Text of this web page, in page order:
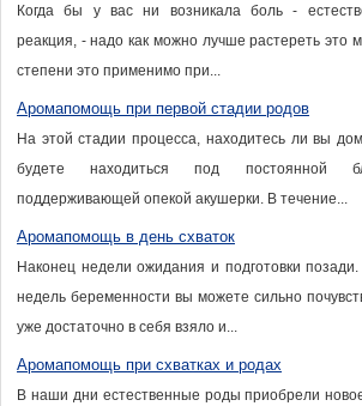
Когда бы у вас ни возникала боль -
реакция, - надо как можно лучше растереть это
степени это применимо при...
Аромапомощь при первой стадии родов
На этой стадии процесса, находитесь ли вы
будете находиться под постоянной
поддерживающей опекой акушерки. В течение...
Аромапомощь в день схваток
Наконец недели ожидания и подготовки
недель беременности вы можете сильно
уже достаточно в себя взяло и...
Аромапомощь при схватках и родах
В наши дни естественные роды приобрели